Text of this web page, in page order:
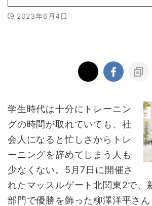
2023年6月4日
学生時代は十分にトレーニン
グの時間が取れていても、社
会人になると忙しさからトレ
ーニングを辞めてしまう人も
少なくない。5月7日に開催さ
れたマッスルゲート北関東2で、
部門で優勝を飾った柳澤洋平さ